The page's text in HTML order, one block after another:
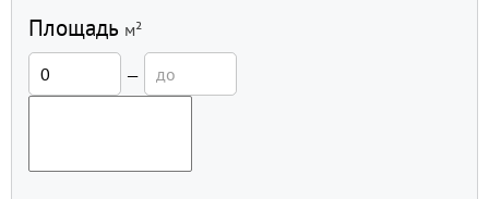
Площадь м²
—